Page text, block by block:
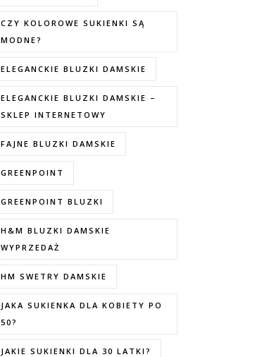
CZY KOLOROWE SUKIENKI SĄ
MODNE?
ELEGANCKIE BLUZKI DAMSKIE
ELEGANCKIE BLUZKI DAMSKIE –
SKLEP INTERNETOWY
FAJNE BLUZKI DAMSKIE
GREENPOINT
GREENPOINT BLUZKI
H&M BLUZKI DAMSKIE
WYPRZEDAŻ
HM SWETRY DAMSKIE
JAKA SUKIENKA DLA KOBIETY PO
50?
JAKIE SUKIENKI DLA 30 LATKI?